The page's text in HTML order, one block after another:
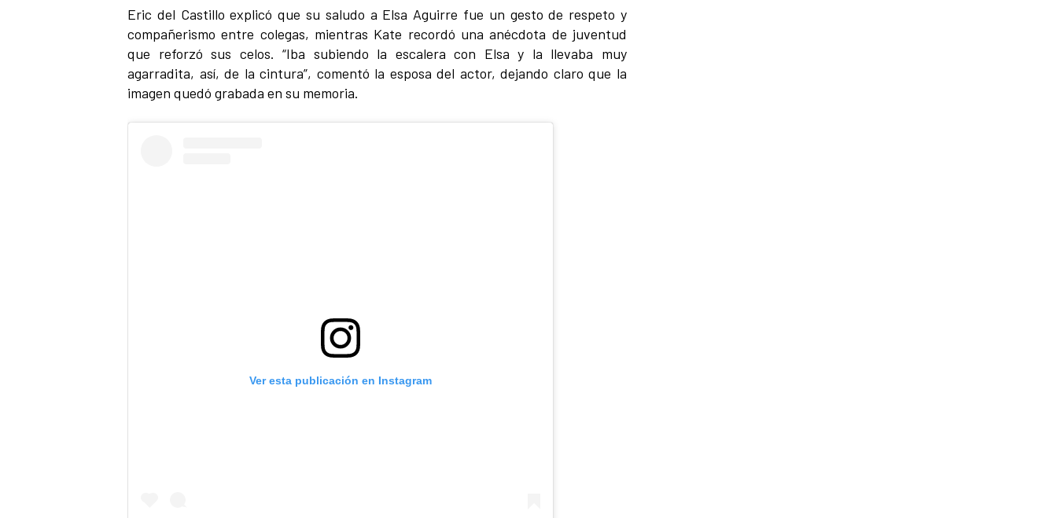
Eric del Castillo explicó que su saludo a Elsa Aguirre fue un gesto de respeto y
compañerismo entre colegas, mientras Kate recordó una anécdota de juventud
que reforzó sus celos. “Iba subiendo la escalera con Elsa y la llevaba muy
agarradita, así, de la cintura”, comentó la esposa del actor, dejando claro que la
imagen quedó grabada en su memoria.
Ver esta publicación en Instagram